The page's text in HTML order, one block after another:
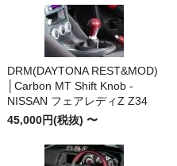
DRM(DAYTONA REST&MOD)
│Carbon MT Shift Knob -
NISSAN フェアレディZ Z34
45,000円(税抜) 〜